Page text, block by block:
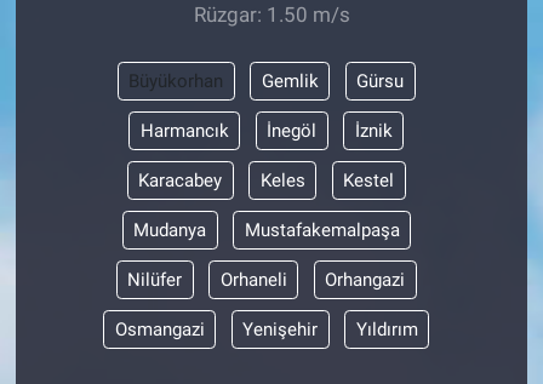
Rüzgar: 1.50 m/s
Büyükorhan Gemlik Gürsu
Harmancık İnegöl İznik
Karacabey Keles Kestel
Mudanya Mustafakemalpaşa
Nilüfer Orhaneli Orhangazi
Osmangazi Yenişehir Yıldırım